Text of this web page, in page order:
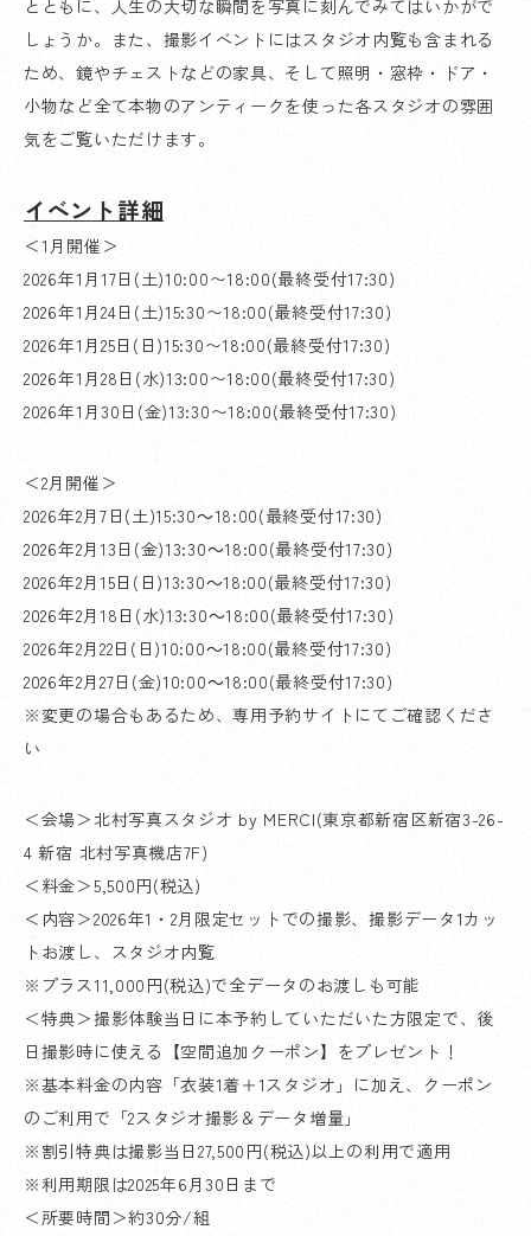
とともに、人生の大切な瞬間を写真に刻んでみてはいかがで
しょうか。また、撮影イベントにはスタジオ内覧も含まれる
ため、鏡やチェストなどの家具、そして照明・窓枠・ドア・
小物など全て本物のアンティークを使った各スタジオの雰囲
気をご覧いただけます。
イベント詳細
＜1月開催＞
2026年1月17日(土)10:00〜18:00(最終受付17:30)
2026年1月24日(土)15:30〜18:00(最終受付17:30)
2026年1月25日(日)15:30〜18:00(最終受付17:30)
2026年1月28日(水)13:00〜18:00(最終受付17:30)
2026年1月30日(金)13:30〜18:00(最終受付17:30)
＜2月開催＞
2026年2月7日(土)15:30～18:00(最終受付17:30)
2026年2月13日(金)13:30～18:00(最終受付17:30)
2026年2月15日(日)13:30～18:00(最終受付17:30)
2026年2月18日(水)13:30～18:00(最終受付17:30)
2026年2月22日(日)10:00～18:00(最終受付17:30)
2026年2月27日(金)10:00～18:00(最終受付17:30)
※変更の場合もあるため、専用予約サイトにてご確認くださ
い
＜会場＞北村写真スタジオ by MERCI(東京都新宿区新宿3-26-
4 新宿 北村写真機店7F)
＜料金＞5,500円(税込)
＜内容＞2026年1・2月限定セットでの撮影、撮影データ1カッ
トお渡し、スタジオ内覧
※プラス11,000円(税込)で全データのお渡しも可能
＜特典＞撮影体験当日に本予約していただいた方限定で、後
日撮影時に使える【空間追加クーポン】をプレゼント！
※基本料金の内容「衣装1着＋1スタジオ」に加え、クーポン
のご利用で「2スタジオ撮影＆データ増量」
※割引特典は撮影当日27,500円(税込)以上の利用で適用
※利用期限は2025年6月30日まで
＜所要時間＞約30分/組